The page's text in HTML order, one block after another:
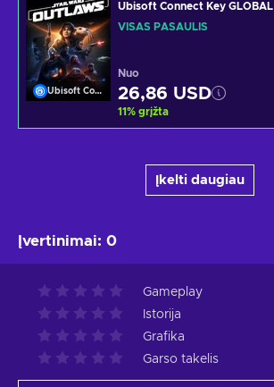
Ubisoft Connect
Ubisoft Connect Key GLOBAL
VISAS PASAULIS
Nuo
26,86 USD
11% grįžta
Įkelti daugiau
Įvertinimai: 0
Gameplay
Istorija
Grafika
Garso takelis